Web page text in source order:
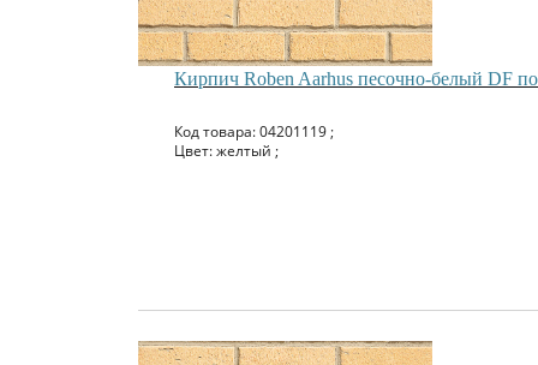
Кирпич Roben Aarhus песочно-белый DF
Код товара: 04201119 ;
Цвет: желтый ;